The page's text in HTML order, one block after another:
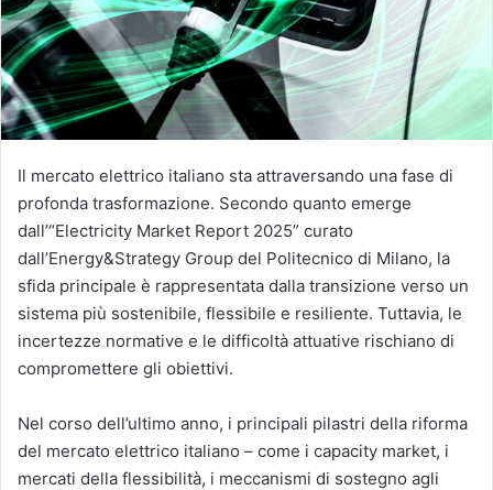
Il mercato elettrico italiano sta attraversando una fase di
profonda trasformazione. Secondo quanto emerge
dall’“Electricity Market Report 2025” curato
dall’Energy&Strategy Group del Politecnico di Milano, la
sfida principale è rappresentata dalla transizione verso un
sistema più sostenibile, flessibile e resiliente. Tuttavia, le
incertezze normative e le difficoltà attuative rischiano di
compromettere gli obiettivi.
Nel corso dell’ultimo anno, i principali pilastri della riforma
del mercato elettrico italiano – come i capacity market, i
mercati della flessibilità, i meccanismi di sostegno agli